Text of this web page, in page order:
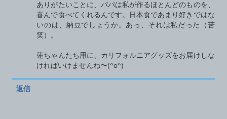
ありがたいことに、パパは私が作るほとんどのものを、
喜んで食べてくれるんです。日本食であまり好きではな
いのは、納豆でしょうか。あっ、それは私だった（苦
笑）。
蓮ちゃんたち用に、カリフォルニアグッズをお届けしな
ければいけませんね〜(^o^)
返信